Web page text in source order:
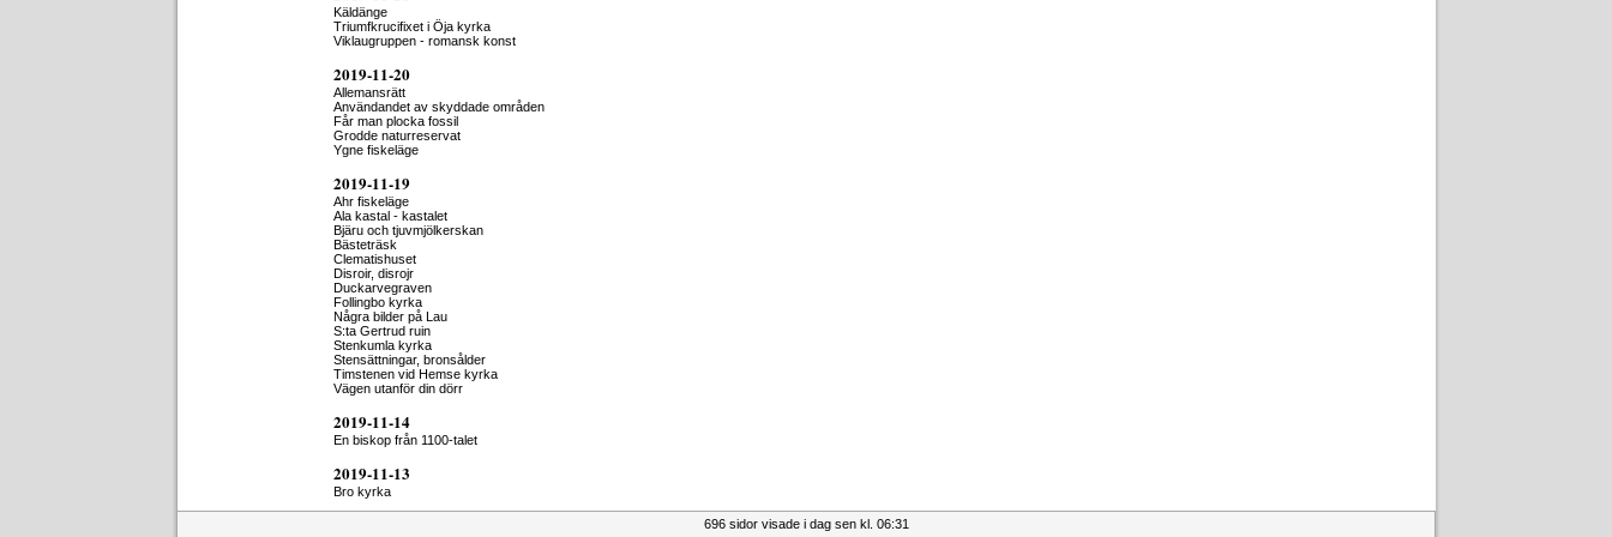
Käldänge
Triumfkrucifixet i Öja kyrka
Viklaugruppen - romansk konst
2019-11-20
Allemansrätt
Användandet av skyddade områden
Får man plocka fossil
Grodde naturreservat
Ygne fiskeläge
2019-11-19
Ahr fiskeläge
Ala kastal - kastalet
Bjäru och tjuvmjölkerskan
Bästeträsk
Clematishuset
Disroir, disrojr
Duckarvegraven
Follingbo kyrka
Några bilder på Lau
S:ta Gertrud ruin
Stenkumla kyrka
Stensättningar, bronsålder
Timstenen vid Hemse kyrka
Vägen utanför din dörr
2019-11-14
En biskop från 1100-talet
2019-11-13
Bro kyrka
696 sidor visade i dag sen kl. 06:31